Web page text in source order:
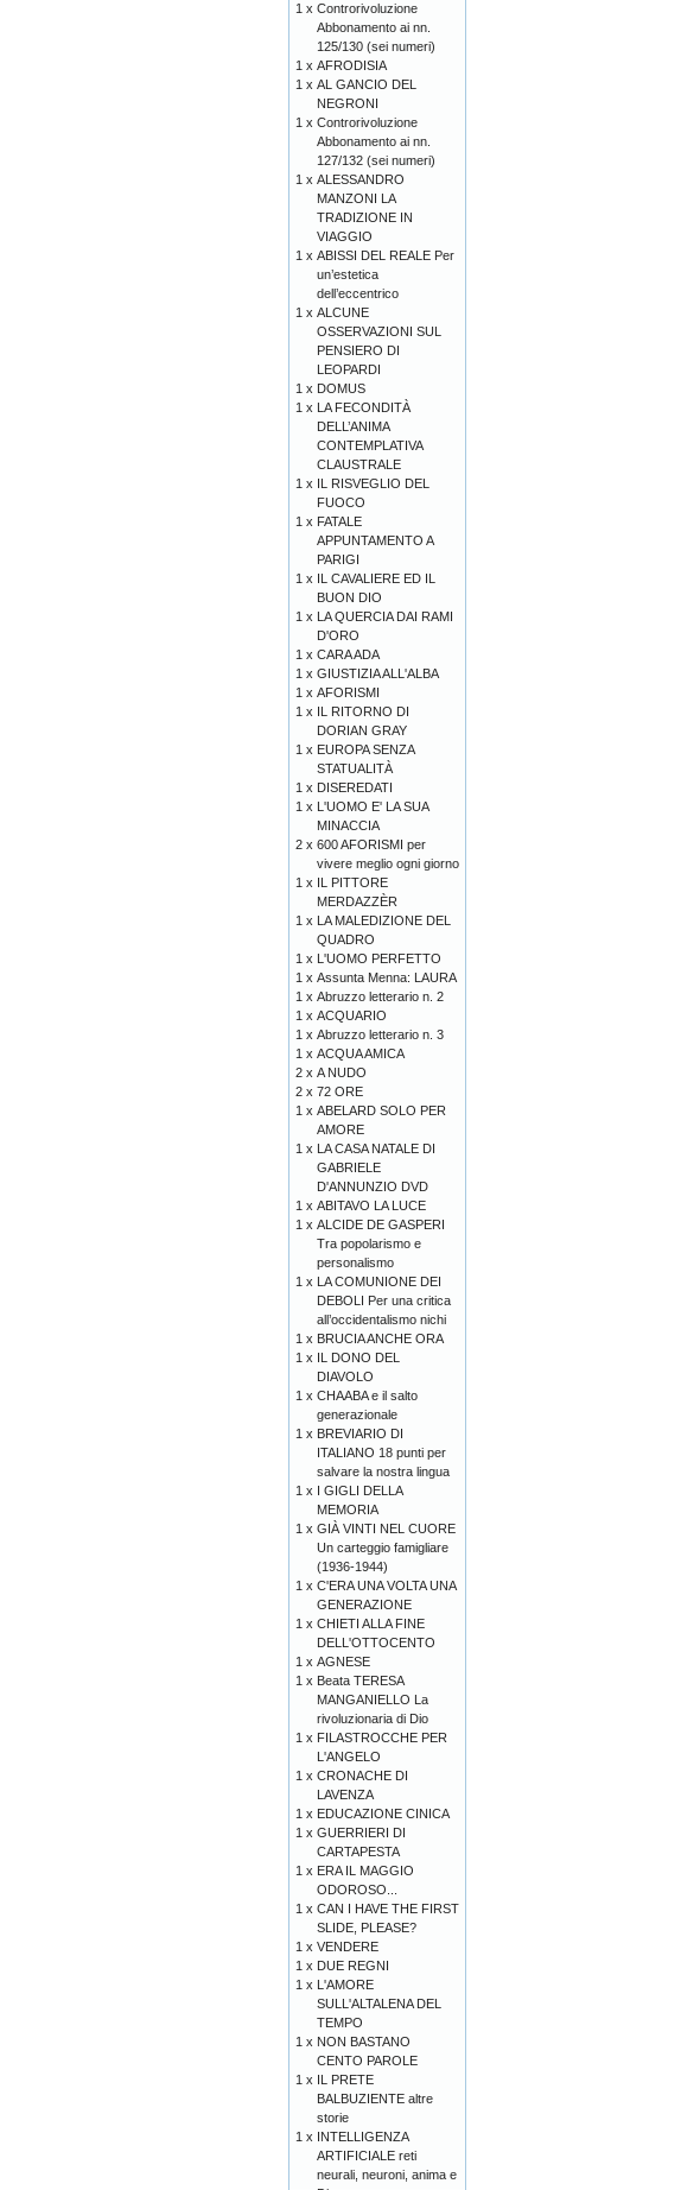
1 x Controrivoluzione
Abbonamento ai nn.
125/130 (sei numeri)
1 x AFRODISIA
1 x AL GANCIO DEL
NEGRONI
1 x Controrivoluzione
Abbonamento ai nn.
127/132 (sei numeri)
1 x ALESSANDRO
MANZONI LA
TRADIZIONE IN
VIAGGIO
1 x ABISSI DEL REALE Per
un’estetica
dell’eccentrico
1 x ALCUNE
OSSERVAZIONI SUL
PENSIERO DI
LEOPARDI
1 x DOMUS
1 x LA FECONDITÀ
DELL’ANIMA
CONTEMPLATIVA
CLAUSTRALE
1 x IL RISVEGLIO DEL
FUOCO
1 x FATALE
APPUNTAMENTO A
PARIGI
1 x IL CAVALIERE ED IL
BUON DIO
1 x LA QUERCIA DAI RAMI
D'ORO
1 x CARA ADA
1 x GIUSTIZIA ALL'ALBA
1 x AFORISMI
1 x IL RITORNO DI
DORIAN GRAY
1 x EUROPA SENZA
STATUALITÀ
1 x DISEREDATI
1 x L'UOMO E' LA SUA
MINACCIA
2 x 600 AFORISMI per
vivere meglio ogni giorno
1 x IL PITTORE
MERDAZZÈR
1 x LA MALEDIZIONE DEL
QUADRO
1 x L'UOMO PERFETTO
1 x Assunta Menna: LAURA
1 x Abruzzo letterario n. 2
1 x ACQUARIO
1 x Abruzzo letterario n. 3
1 x ACQUA AMICA
2 x A NUDO
2 x 72 ORE
1 x ABELARD SOLO PER
AMORE
1 x LA CASA NATALE DI
GABRIELE
D'ANNUNZIO DVD
1 x ABITAVO LA LUCE
1 x ALCIDE DE GASPERI
Tra popolarismo e
personalismo
1 x LA COMUNIONE DEI
DEBOLI Per una critica
all’occidentalismo nichi
1 x BRUCIA ANCHE ORA
1 x IL DONO DEL
DIAVOLO
1 x CHAABA e il salto
generazionale
1 x BREVIARIO DI
ITALIANO 18 punti per
salvare la nostra lingua
1 x I GIGLI DELLA
MEMORIA
1 x GIÀ VINTI NEL CUORE
Un carteggio famigliare
(1936-1944)
1 x C'ERA UNA VOLTA UNA
GENERAZIONE
1 x CHIETI ALLA FINE
DELL'OTTOCENTO
1 x AGNESE
1 x Beata TERESA
MANGANIELLO La
rivoluzionaria di Dio
1 x FILASTROCCHE PER
L'ANGELO
1 x CRONACHE DI
LAVENZA
1 x EDUCAZIONE CINICA
1 x GUERRIERI DI
CARTAPESTA
1 x ERA IL MAGGIO
ODOROSO...
1 x CAN I HAVE THE FIRST
SLIDE, PLEASE?
1 x VENDERE
1 x DUE REGNI
1 x L'AMORE
SULL'ALTALENA DEL
TEMPO
1 x NON BASTANO
CENTO PAROLE
1 x IL PRETE
BALBUZIENTE altre
storie
1 x INTELLIGENZA
ARTIFICIALE reti
neurali, neuroni, anima e